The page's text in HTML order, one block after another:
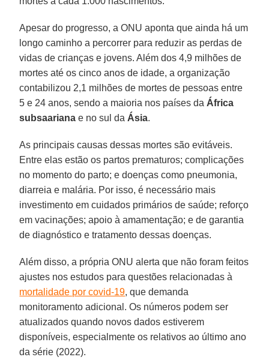
Apesar do progresso, a ONU aponta que ainda há um
longo caminho a percorrer para reduzir as perdas de
vidas de crianças e jovens. Além dos 4,9 milhões de
mortes até os cinco anos de idade, a organização
contabilizou 2,1 milhões de mortes de pessoas entre
5 e 24 anos, sendo a maioria nos países da África
subsaariana e no sul da Ásia.
As principais causas dessas mortes são evitáveis.
Entre elas estão os partos prematuros; complicações
no momento do parto; e doenças como pneumonia,
diarreia e malária. Por isso, é necessário mais
investimento em cuidados primários de saúde; reforço
em vacinações; apoio à amamentação; e de garantia
de diagnóstico e tratamento dessas doenças.
Além disso, a própria ONU alerta que não foram feitos
ajustes nos estudos para questões relacionadas à
mortalidade por covid-19, que demanda
monitoramento adicional. Os números podem ser
atualizados quando novos dados estiverem
disponíveis, especialmente os relativos ao último ano
da série (2022).